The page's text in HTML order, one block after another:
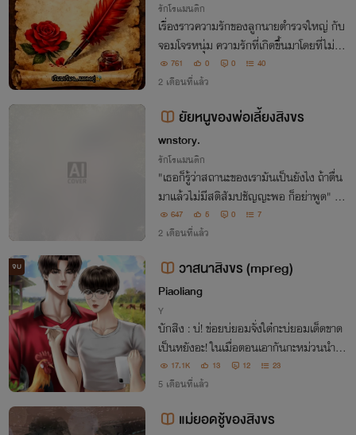
รักโรแมนติก
เรื่องราวความรักของลูกนายตำรวจใหญ่ กับ
จอมโจรหนุ่ม ความรักที่เกิดขึ้นมาโดยที่ไม่ได้
ตั้งใจ แต่เพราะความดีของเขา เธอจึงมอบใจใ
ห้กับจอมโจรอย่างราบคาบ
761 0 0 40
2 เดือนที่แล้ว
ยัยหนูของพ่อเลี้ยงสิงขร
wnstory.
รักโรแมนติก
"เธอก็รู้ว่าสถานะของเรามันเป็นยังไง ถ้าตื่น
มาแล้วไม่มีสติสัมปชัญญะพอ ก็อย่าพูด" "แ
ต่พ่อเลี้ยงคะ... สิ่งที่หนูพูด..." "ไม่พูดเรื่อง
นี้แล้ว"
647 5 0 7
2 เดือนที่แล้ว
จบ วาสนาสิงขร (mpreg)
Piaoliang
Y
บักสิง : บ่! ข่อยบ่ยอมจั่งใด๋กะบ่ยอมเด็ดขาด
เป็นหยังอะ! ในเมื่อตอนเอากันกะหม่วนนำกั
น แล้วเป็นหยังพอมาตอนนี้ถึงเป็นข่อยที่ต้อ
งที่ต้องรับผิดชอบคนเดียว บ่ยุติธรรมกับข่อย
17.1K 13 12 23
5 เดือนที่แล้ว
แม่ยอดชู้ของสิงขร